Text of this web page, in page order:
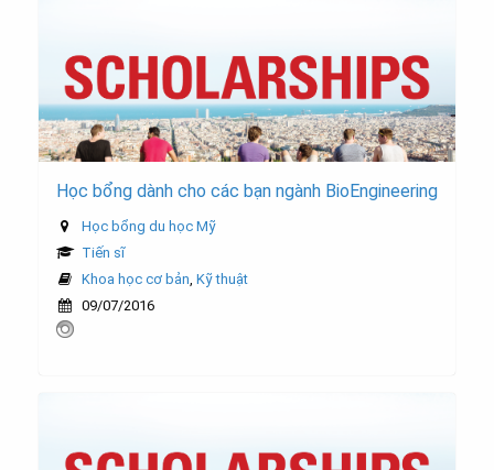
Học bổng dành cho các bạn ngành BioEngineering
Học bổng du học Mỹ
Tiến sĩ
Khoa học cơ bản Kỹ thuật
09/07/2016